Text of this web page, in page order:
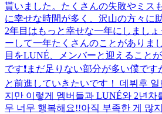
貰いました。たくさんの失敗やミス
に幸せな時間が多く、沢山の方々に
2年目はもっと幸せな一年にしましょ
ーして一年たくさんのことがありま
目をLUNÉ、メンバーと迎えること
です❗まだ足りない部分が多い僕で
と前進していきたいです！ 데뷔후
지만 이렇게 멤버들과 LUNÉ와 2년차
무 너무 행복해요!!아직 부족한 게 많